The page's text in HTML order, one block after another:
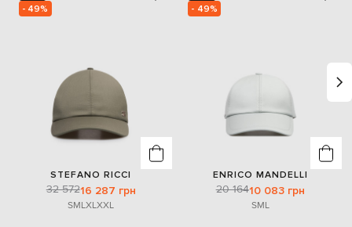
- 49%
STEFANO RICCI
32 57216 287 грн
SMLXLXXL
- 49%
ENRICO MANDELLI
20 16410 083 грн
SML